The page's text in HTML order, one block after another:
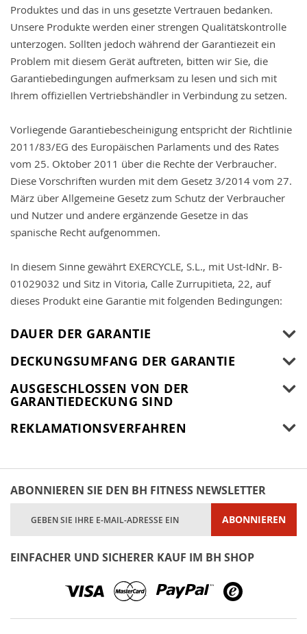
Produktes und das in uns gesetzte Vertrauen bedanken.
Unsere Produkte werden einer strengen Qualitätskontrolle
unterzogen. Sollten jedoch während der Garantiezeit ein
Problem mit diesem Gerät auftreten, bitten wir Sie, die
Garantiebedingungen aufmerksam zu lesen und sich mit
Ihrem offiziellen Vertriebshändler in Verbindung zu setzen.
Vorliegende Garantiebescheinigung entspricht der Richtlinie
2011/83/EG des Europäischen Parlaments und des Rates
vom 25. Oktober 2011 über die Rechte der Verbraucher.
Diese Vorschriften wurden mit dem Gesetz 3/2014 vom 27.
März über Allgemeine Gesetz zum Schutz der Verbraucher
und Nutzer und andere ergänzende Gesetze in das
spanische Recht aufgenommen.
In diesem Sinne gewährt EXERCYCLE, S.L., mit Ust-IdNr. B-
01029032 und Sitz in Vitoria, Calle Zurrupitieta, 22, auf
dieses Produkt eine Garantie mit folgenden Bedingungen:
DAUER DER GARANTIE
DECKUNGSUMFANG DER GARANTIE
AUSGESCHLOSSEN VON DER
GARANTIEDECKUNG SIND
REKLAMATIONSVERFAHREN
ABONNIEREN SIE DEN BH FITNESS NEWSLETTER
für
unseren
ABONNIEREN
EINFACHER UND SICHERER KAUF IM BH SHOP